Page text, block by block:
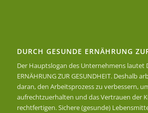
DURCH GESUNDE ERNÄHRUNG
Der Hauptslogan des Unternehmens lautet
ERNÄHRUNG ZUR GESUNDHEIT. Deshalb
daran, den Arbeitsprozess zu verbessern,
aufrechtzuerhalten und das Vertrauen der
rechtfertigen. Sichere (gesunde)